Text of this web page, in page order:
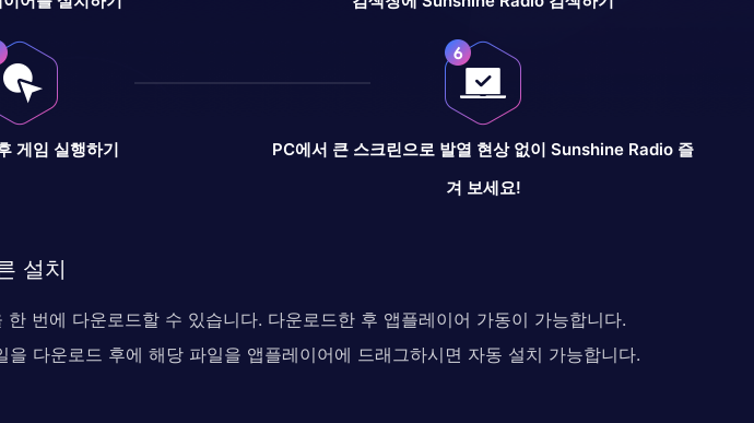
게임 실행하기
PC에서 큰 스크린으로 발열 현상 없이 Sunshine Radio 즐
겨 보세요!
설치
번에 다운로드할 수 있습니다. 다운로드한 후 앱플레이어 가동이 가능합니다.
다운로드 후에 해당 파일을 앱플레이어에 드래그하시면 자동 설치 가능합니다.